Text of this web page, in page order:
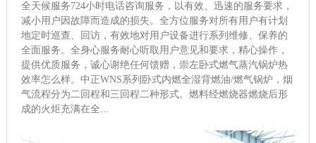
全天候服务724小时电话咨询服务，以有效、迅速的服务要求，
减小用户因故障而造成的损失。全方位服务对所有用户有计划
地定时巡查、回访，有效地对用户设备进行系列维修、保养的
全面服务。全身心服务耐心听取用户意见和要求，精心操作，
提供优质服务，诚心谢绝任何馈赠，崇左卧式燃气蒸汽锅炉热
效率怎么样。中正WNS系列卧式内燃全湿背燃油/燃气锅炉，烟
气流程分为二回程和三回程二种形式。燃料经燃烧器燃烧后形
成的火炬充满在全...